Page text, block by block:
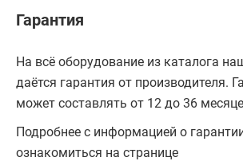
Гарантия
На всё оборудование из каталога
даётся гарантия от производителя.
может составлять от 12 до 36
Подробнее с информацией о
ознакомиться на странице